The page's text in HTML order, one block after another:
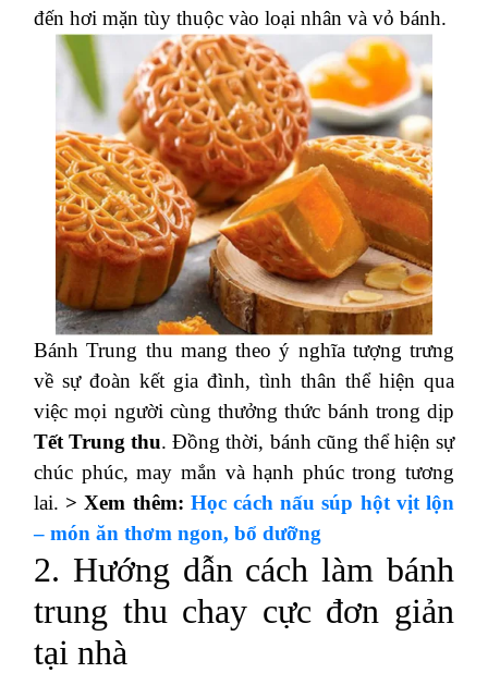
đến hơi mặn tùy thuộc vào loại nhân và vỏ bánh.
Bánh Trung thu mang theo ý nghĩa tượng trưng
về sự đoàn kết gia đình, tình thân thể hiện qua
việc mọi người cùng thưởng thức bánh trong dịp
Tết Trung thu. Đồng thời, bánh cũng thể hiện sự
chúc phúc, may mắn và hạnh phúc trong tương
lai. > Xem thêm: Học cách nấu súp hột vịt lộn
– món ăn thơm ngon, bổ dưỡng
2. Hướng dẫn cách làm bánh
trung thu chay cực đơn giản
tại nhà